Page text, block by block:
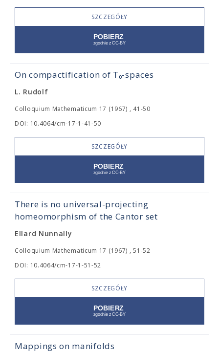
SZCZEGÓŁY
On compactification of T₀-spaces
L. Rudolf
Colloquium Mathematicum 17 (1967) , 41-50
DOI: 10.4064/cm-17-1-41-50
SZCZEGÓŁY
There is no universal-projecting
homeomorphism of the Cantor set
Ellard Nunnally
Colloquium Mathematicum 17 (1967) , 51-52
DOI: 10.4064/cm-17-1-51-52
SZCZEGÓŁY
Mappings on manifolds